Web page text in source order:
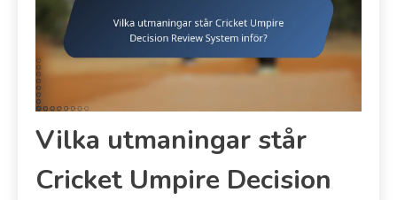
Vilka utmaningar står
Cricket Umpire Decision